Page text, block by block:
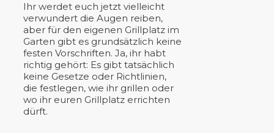
Ihr werdet euch jetzt vielleicht
verwundert die Augen reiben,
aber für den eigenen Grillplatz im
Garten gibt es grundsätzlich keine
festen Vorschriften. Ja, ihr habt
richtig gehört: Es gibt tatsächlich
keine Gesetze oder Richtlinien,
die festlegen, wie ihr grillen oder
wo ihr euren Grillplatz errichten
dürft.